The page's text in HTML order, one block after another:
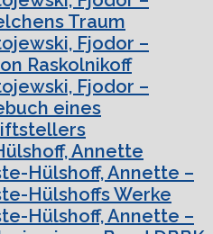
Traum
Fjodor –
Raskolnikoff
Fjodor –
eines
Annette
Hülshoff, Annette –
Hülshoffs Werke
Hülshoff, Annette –